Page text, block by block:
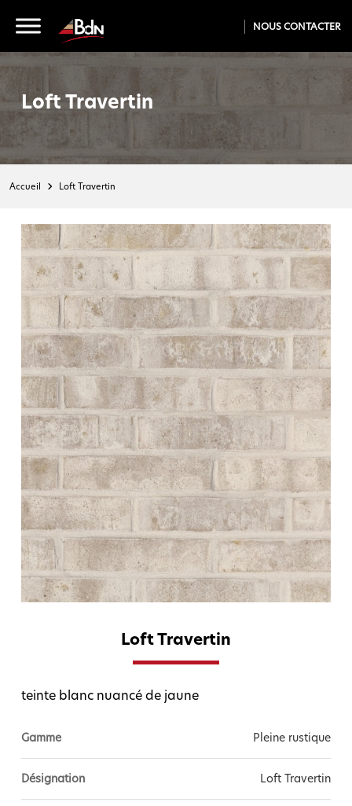
NOUS CONTACTER
Loft Travertin
Accueil Loft Travertin
Loft Travertin
teinte blanc nuancé de jaune
Gamme Pleine rustique
Désignation Loft Travertin